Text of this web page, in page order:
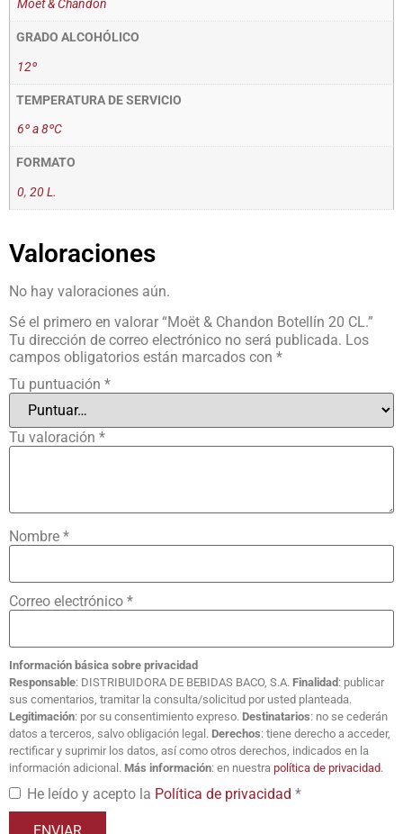
Moët & Chandon
GRADO ALCOHÓLICO
12º
TEMPERATURA DE SERVICIO
6º a 8ºC
FORMATO
0, 20 L.
Valoraciones
No hay valoraciones aún.
Sé el primero en valorar “Moët & Chandon Botellín 20 CL.”
Tu dirección de correo electrónico no será publicada. Los
campos obligatorios están marcados con *
Tu puntuación *
Tu valoración *
Nombre *
Correo electrónico *
Información básica sobre privacidad
Responsable: DISTRIBUIDORA DE BEBIDAS BACO, S.A. Finalidad : publicar
sus comentarios, tramitar la consulta/solicitud por usted planteada.
Legitimación: por su consentimiento expreso. Destinatarios: no se cederán
datos a terceros, salvo obligación legal. Derechos: tiene derecho a acceder,
rectificar y suprimir los datos, así como otros derechos, indicados en la
información adicional. Más información: en nuestra política de privacidad.
He leído y acepto la Política de privacidad *